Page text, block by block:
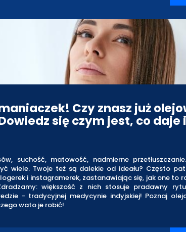
Czy znasz już
się czym jest, co daje
suchość, matowość, nadmierne
wiele. Twoje też są dalekie od ideału? Często
i instagramerek, zastanawiając się, jak one to
większość z nich stosuje pradawny
- tradycyjnej medycynie indyjskiej! Poznaj
wato je robić!